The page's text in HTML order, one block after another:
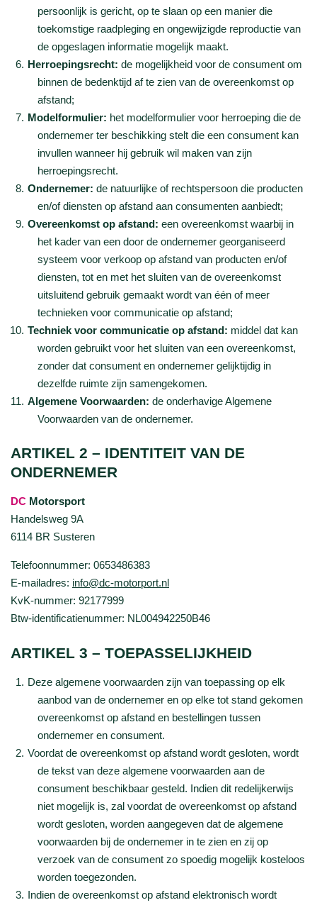
persoonlijk is gericht, op te slaan op een manier die
toekomstige raadpleging en ongewijzigde reproductie van
de opgeslagen informatie mogelijk maakt.
Herroepingsrecht: de mogelijkheid voor de consument om
binnen de bedenktijd af te zien van de overeenkomst op
afstand;
Modelformulier: het modelformulier voor herroeping die de
ondernemer ter beschikking stelt die een consument kan
invullen wanneer hij gebruik wil maken van zijn
herroepingsrecht.
Ondernemer: de natuurlijke of rechtspersoon die producten
en/of diensten op afstand aan consumenten aanbiedt;
Overeenkomst op afstand: een overeenkomst waarbij in
het kader van een door de ondernemer georganiseerd
systeem voor verkoop op afstand van producten en/of
diensten, tot en met het sluiten van de overeenkomst
uitsluitend gebruik gemaakt wordt van één of meer
technieken voor communicatie op afstand;
Techniek voor communicatie op afstand: middel dat kan
worden gebruikt voor het sluiten van een overeenkomst,
zonder dat consument en ondernemer gelijktijdig in
dezelfde ruimte zijn samengekomen.
Algemene Voorwaarden: de onderhavige Algemene
Voorwaarden van de ondernemer.
ARTIKEL 2 – IDENTITEIT VAN DE
ONDERNEMER
DC Motorsport
Handelsweg 9A
6114 BR Susteren
Telefoonnummer: 0653486383
E-mailadres: info@dc-motorport.nl
KvK-nummer: 92177999
Btw-identificatienummer: NL004942250B46
ARTIKEL 3 – TOEPASSELIJKHEID
Deze algemene voorwaarden zijn van toepassing op elk
aanbod van de ondernemer en op elke tot stand gekomen
overeenkomst op afstand en bestellingen tussen
ondernemer en consument.
Voordat de overeenkomst op afstand wordt gesloten, wordt
de tekst van deze algemene voorwaarden aan de
consument beschikbaar gesteld. Indien dit redelijkerwijs
niet mogelijk is, zal voordat de overeenkomst op afstand
wordt gesloten, worden aangegeven dat de algemene
voorwaarden bij de ondernemer in te zien en zij op
verzoek van de consument zo spoedig mogelijk kosteloos
worden toegezonden.
Indien de overeenkomst op afstand elektronisch wordt